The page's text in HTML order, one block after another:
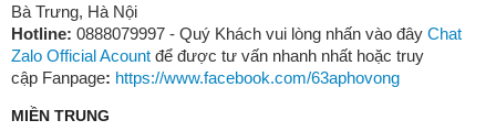
Bà Trưng, Hà Nội
Hotline: 0888079997 - Quý Khách vui lòng nhấn vào đây Chat
Zalo Official Acount để được tư vấn nhanh nhất hoặc truy
cập Fanpage: https://www.facebook.com/63aphovong
MIỀN TRUNG